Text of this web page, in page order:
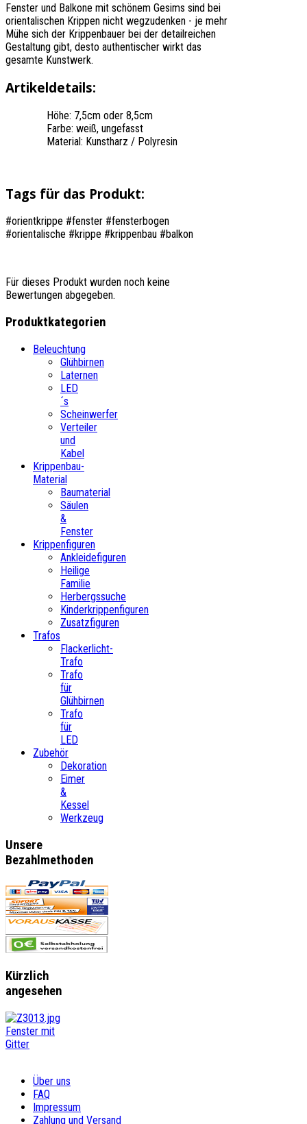
Fenster und Balkone mit schönem Gesims sind bei
orientalischen Krippen nicht wegzudenken - je mehr
Mühe sich der Krippenbauer bei der detailreichen
Gestaltung gibt, desto authentischer wirkt das
gesamte Kunstwerk.
Artikeldetails:
Höhe: 7,5cm oder 8,5cm
Farbe: weiß, ungefasst
Material: Kunstharz / Polyresin
Tags für das Produkt:
#orientkrippe #fenster #fensterbogen
#orientalische #krippe #krippenbau #balkon
Für dieses Produkt wurden noch keine
Bewertungen abgegeben.
Produktkategorien
Beleuchtung
Glühbirnen
Laternen
LED
´s
Scheinwerfer
Verteiler
und
Kabel
Krippenbau-
Material
Baumaterial
Säulen
&
Fenster
Krippenfiguren
Ankleidefiguren
Heilige
Familie
Herbergssuche
Kinderkrippenfiguren
Zusatzfiguren
Trafos
Flackerlicht-
Trafo
Trafo
für
Glühbirnen
Trafo
für
LED
Zubehör
Dekoration
Eimer
&
Kessel
Werkzeug
Unsere
Bezahlmethoden
Kürzlich
angesehen
Fenster mit
Gitter
Über uns
FAQ
Impressum
Zahlung und Versand